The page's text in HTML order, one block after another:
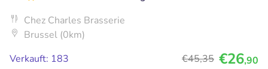
Chez Charles Brasserie
Brussel (0km)
Verkauft: 183
€45,35 €26,90